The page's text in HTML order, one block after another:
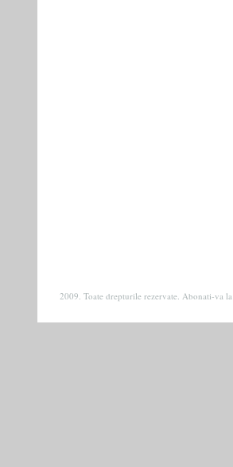
2009. Toate drepturile rezervate. Abonati-va la